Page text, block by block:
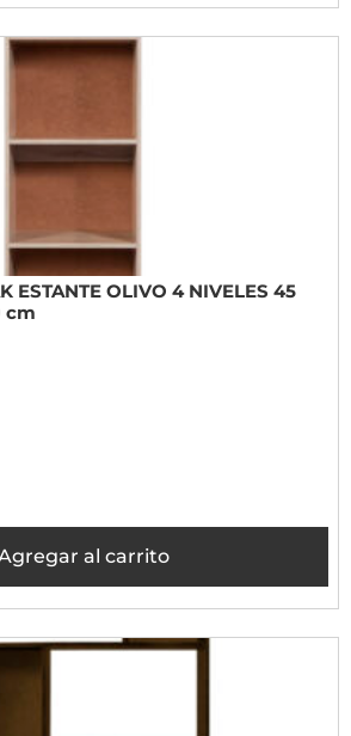
ESTANTE OLIVO 4 NIVELES 45
cm
al carrito